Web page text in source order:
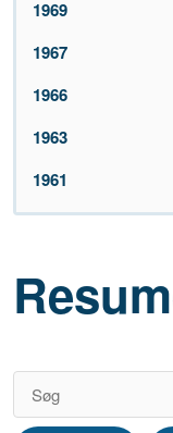
1969
1967
1966
1963
1961